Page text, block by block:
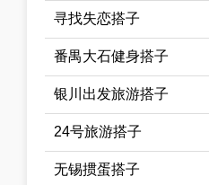
寻找失恋搭子
番禺大石健身搭子
银川出发旅游搭子
24号旅游搭子
无锡掼蛋搭子